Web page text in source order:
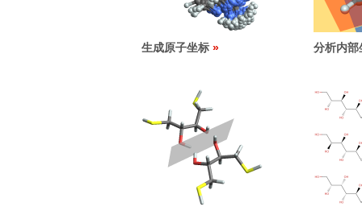
生成原子坐标 分析内部